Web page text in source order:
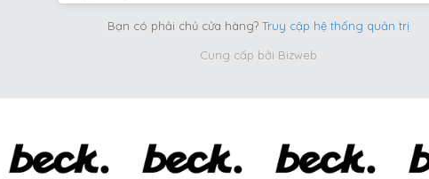
Bạn có phải chủ cửa hàng? Truy cập hệ thống quản trị
Cung cấp bởi Bizweb